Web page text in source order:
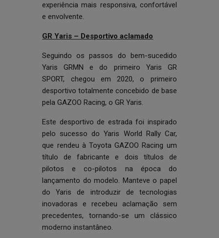
experiência mais responsiva, confortável
e envolvente.
GR Yaris – Desportivo aclamado
Seguindo os passos do bem-sucedido
Yaris GRMN e do primeiro Yaris GR
SPORT, chegou em 2020, o primeiro
desportivo totalmente concebido de base
pela GAZOO Racing, o GR Yaris.
Este desportivo de estrada foi inspirado
pelo sucesso do Yaris World Rally Car,
que rendeu à Toyota GAZOO Racing um
título de fabricante e dois títulos de
pilotos e co-pilotos na época do
lançamento do modelo. Manteve o papel
do Yaris de introduzir de tecnologias
inovadoras e recebeu aclamação sem
precedentes, tornando-se um clássico
moderno instantâneo.